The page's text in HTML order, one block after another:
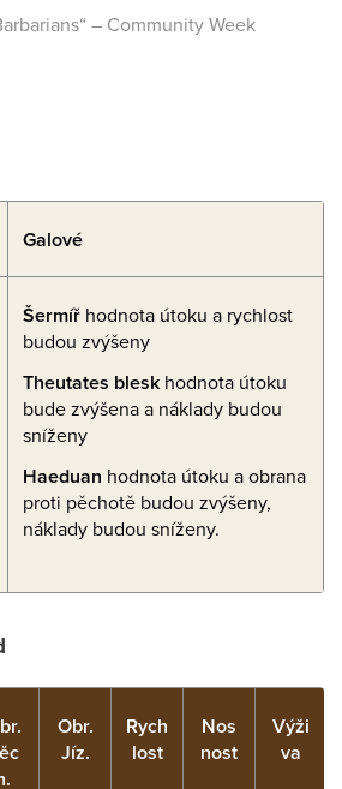
– Community Week
Galové
Šermíř hodnota útoku a rychlost
budou zvýšeny
Theutates blesk hodnota útoku
bude zvýšena a náklady budou
sníženy
Haeduan hodnota útoku a obrana
proti pěchotě budou zvýšeny,
náklady budou sníženy.
Obr.
Jíz.
Rych
lost
Nos
nost
Výži
va